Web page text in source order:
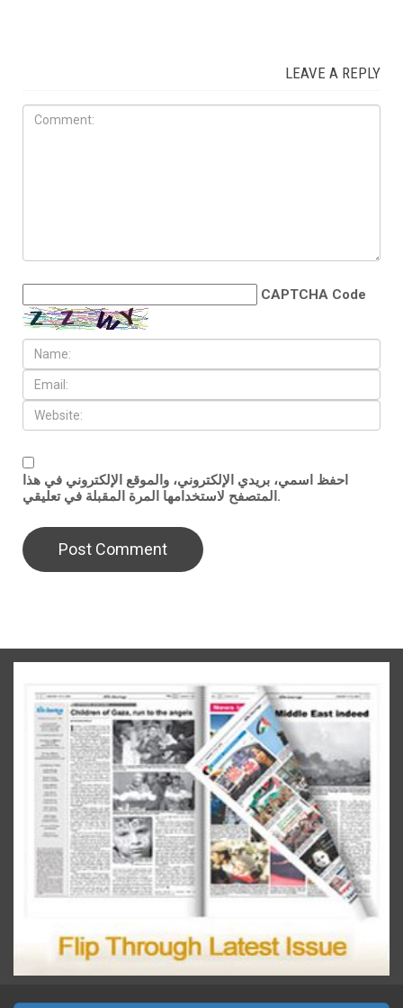
LEAVE A REPLY
CAPTCHA Code
احفظ اسمي، بريدي الإلكتروني، والموقع الإلكتروني في هذا
المتصفح لاستخدامها المرة المقبلة في تعليقي.